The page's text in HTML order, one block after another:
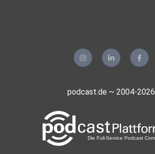
podcast.de ~ 2004-2026